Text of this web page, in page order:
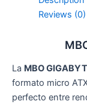
Reviews (0)
La MBO
formato micro
perfecto entre